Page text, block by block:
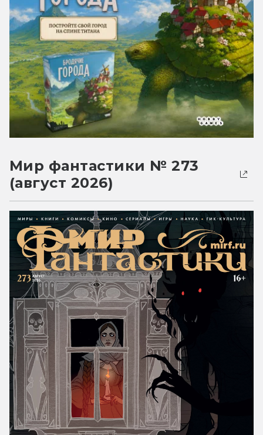
Мир фантастики № 273
(август 2026)